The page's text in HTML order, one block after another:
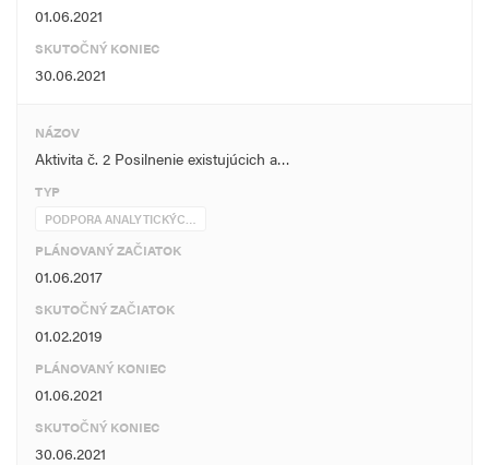
01.06.2021
SKUTOČNÝ KONIEC
30.06.2021
NÁZOV
Aktivita č. 2 Posilnenie existujúcich a…
TYP
PODPORA ANALYTICKÝC…
PLÁNOVANÝ ZAČIATOK
01.06.2017
SKUTOČNÝ ZAČIATOK
01.02.2019
PLÁNOVANÝ KONIEC
01.06.2021
SKUTOČNÝ KONIEC
30.06.2021